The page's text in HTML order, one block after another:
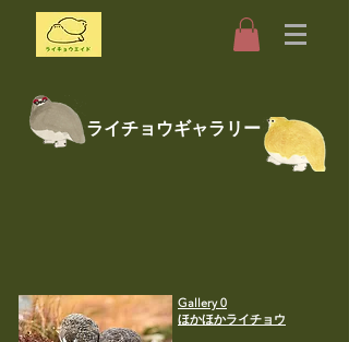
​ライチョウギャラリー
Gallery 0
ほかほかライチョウ